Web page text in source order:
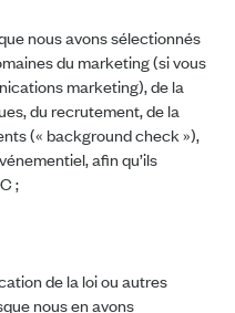
nous avons sélectionnés
du marketing (si vous
marketing), de la
du recrutement, de la
(« background check »),
afin qu’ils
;
de la loi ou autres
nous en avons